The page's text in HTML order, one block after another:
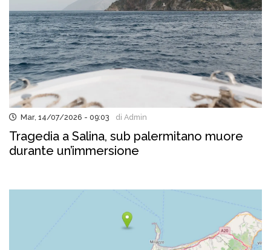
Mar, 14/07/2026 - 09:03 di Admin
Tragedia a Salina, sub palermitano muore
durante un’immersione